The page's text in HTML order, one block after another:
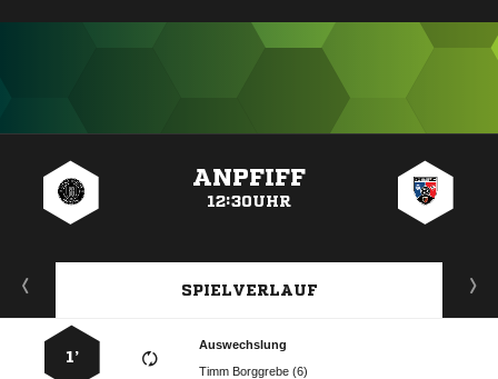
ANPFIFF
12:30UHR
SPIELVERLAUF
Auswechslung
  
1’